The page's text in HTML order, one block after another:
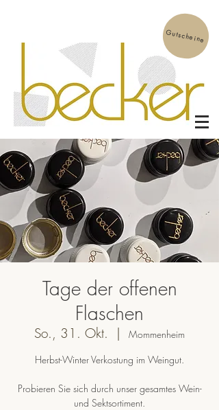
Gutscheine
Tage der offenen
Flaschen
So., 31. Okt.
  |
Mommenheim
Herbst-Winter Verkostung im Weingut.
Probieren Sie sich durch unser gesamtes Wein-
und Sektsortiment.